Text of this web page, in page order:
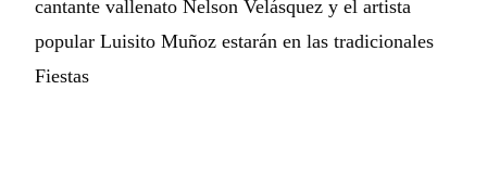
cantante vallenato Nelson Velásquez y el artista
popular Luisito Muñoz estarán en las tradicionales
Fiestas